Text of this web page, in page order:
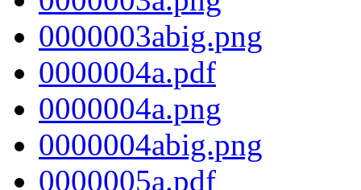
0000003abig.png
0000004a.pdf
0000004a.png
0000004abig.png
0000005a.pdf